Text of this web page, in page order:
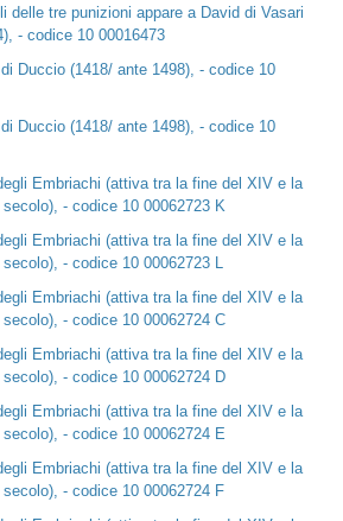
delle tre punizioni appare a David di Vasari
- codice 10 00016473
Duccio (1418/ ante 1498), - codice 10
Duccio (1418/ ante 1498), - codice 10
Embriachi (attiva tra la fine del XIV e la
- codice 10 00062723 K
Embriachi (attiva tra la fine del XIV e la
- codice 10 00062723 L
Embriachi (attiva tra la fine del XIV e la
- codice 10 00062724 C
Embriachi (attiva tra la fine del XIV e la
- codice 10 00062724 D
Embriachi (attiva tra la fine del XIV e la
- codice 10 00062724 E
Embriachi (attiva tra la fine del XIV e la
- codice 10 00062724 F